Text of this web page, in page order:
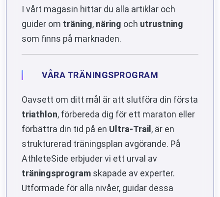
I vårt magasin hittar du alla artiklar och
guider om träning, näring och utrustning
som finns på marknaden.
VÅRA TRÄNINGSPROGRAM
Oavsett om ditt mål är att slutföra din första
triathlon, förbereda dig för ett maraton eller
förbättra din tid på en Ultra-Trail , är en
strukturerad träningsplan avgörande. På
AthleteSide erbjuder vi ett urval av
träningsprogram skapade av experter.
Utformade för alla nivåer, guidar dessa